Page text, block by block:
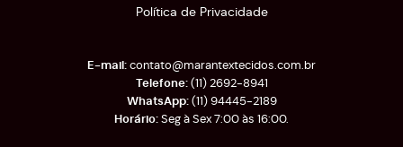
Política de Privacidade
(11)2692-8941
(11)94445-2189
Seg à Sex 7:00 às 16:00.
contato@marantextecidos.com.br